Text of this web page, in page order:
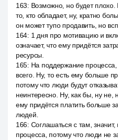
163: Возможно, но будет плохо.
то, кто обладает, ну, кратно
он может тупо продавить, но
164: 1 дня про мотивацию и
означает, что ему придётся
ресурсы.
165: На поддержание
всего. Ну, то есть ему больше
потому что люди будут
неинтересно. Ну, как бы, ну не,
ему придётся платить больше
людей.
166: Соглашаться с там,
процесса, потому что люди не